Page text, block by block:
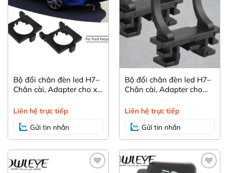
Bộ đổi chân đèn led H7–
Chân cài, Adapter cho xe
MK4
Liên hệ trực tiếp
Gửi tin nhắn
Bộ đổi chân đèn led H7–
Chân cài, Adapter cho
Liên hệ trực tiếp
Gửi tin nhắn